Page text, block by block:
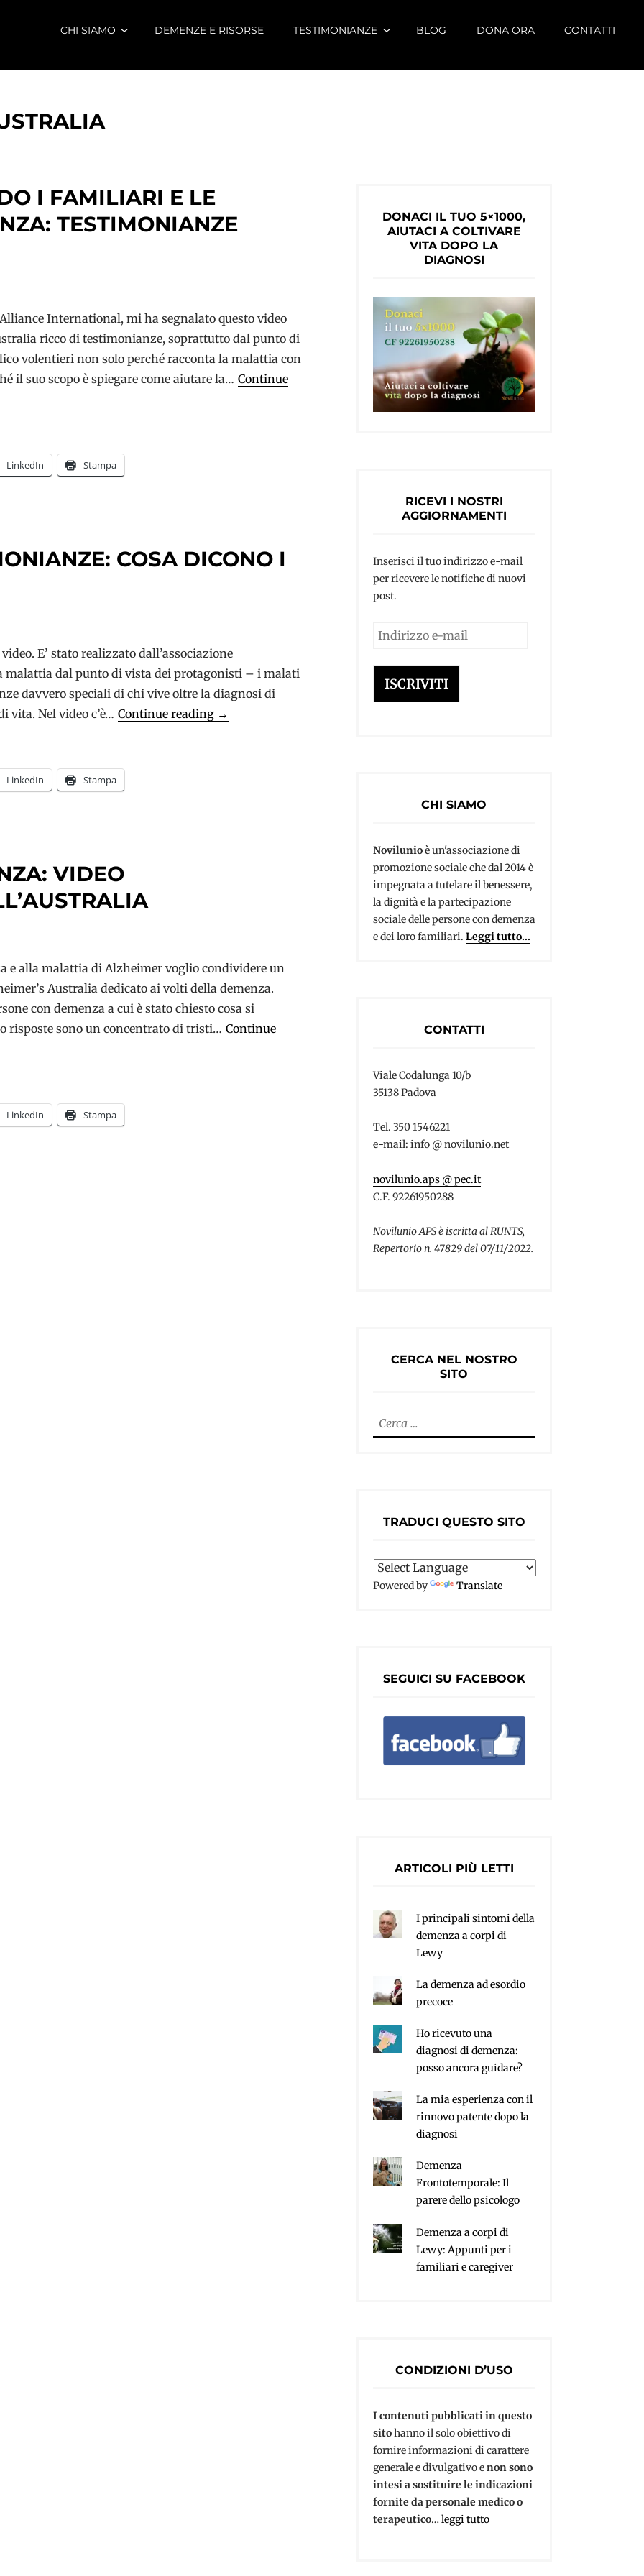
CHI SIAMO DEMENZE E RISORSE TESTIMONIANZE BLOG DONA ORA CONTATTI
I FAMILIARI E LE
TESTIMONIANZE
International, mi ha segnalato questo video
ricco di testimonianze, soprattutto dal punto di
volentieri non solo perché racconta la malattia con
il suo scopo è spiegare come aiutare la… Continue
LinkedIn Stampa
COSA DICONO I
E’ stato realizzato dall’associazione
malattia dal punto di vista dei protagonisti – i malati
davvero speciali di chi vive oltre la diagnosi di
vita. Nel video c’è… Continue reading Alzheimer
→
LinkedIn Stampa
VIDEO
e alla malattia di Alzheimer voglio condividere un
Australia dedicato ai volti della demenza.
con demenza a cui è stato chiesto cosa si
risposte sono un concentrato di tristi… Continue
LinkedIn Stampa
DONACI IL TUO 5×1000,
AIUTACI A COLTIVARE
VITA DOPO LA
DIAGNOSI
RICEVI I NOSTRI
AGGIORNAMENTI
Inserisci il tuo indirizzo e-mail
per ricevere le notifiche di nuovi
post.
Indirizzo
mail
ISCRIVITI
CHI SIAMO
Novilunioè un'associazione di
promozione sociale che dal 2014 è
impegnata a tutelare il benessere,
la dignità e la partecipazione
sociale delle persone con demenza
e dei loro familiari. Leggi tutto...
CONTATTI
Viale Codalunga 10/b
35138 Padova
Tel. 350 1546221
e-mail: info @ novilunio.net
novilunio.aps @ pec.it
C.F. 92261950288
Novilunio APS è iscritta al RUNTS,
Repertorio n. 47829 del 07/11/2022.
CERCA NEL NOSTRO
SITO
Ricerca
per:
TRADUCI QUESTO SITO
Powered by Translate
SEGUICI SU FACEBOOK
ARTICOLI PIÙ LETTI
I principali sintomi della
demenza a corpi di
Lewy
La demenza ad esordio
precoce
Ho ricevuto una
diagnosi di demenza:
posso ancora guidare?
La mia esperienza con il
rinnovo patente dopo la
diagnosi
Demenza
Frontotemporale: Il
parere dello psicologo
Demenza a corpi di
Lewy: Appunti per i
familiari e caregiver
CONDIZIONI D’USO
I contenuti pubblicati in questo
sitohanno il solo obiettivo di
fornire informazioni di carattere
generale e divulgativo enon sono
intesi a sostituire le indicazioni
fornite da personale medico o
terapeutico… leggi tutto